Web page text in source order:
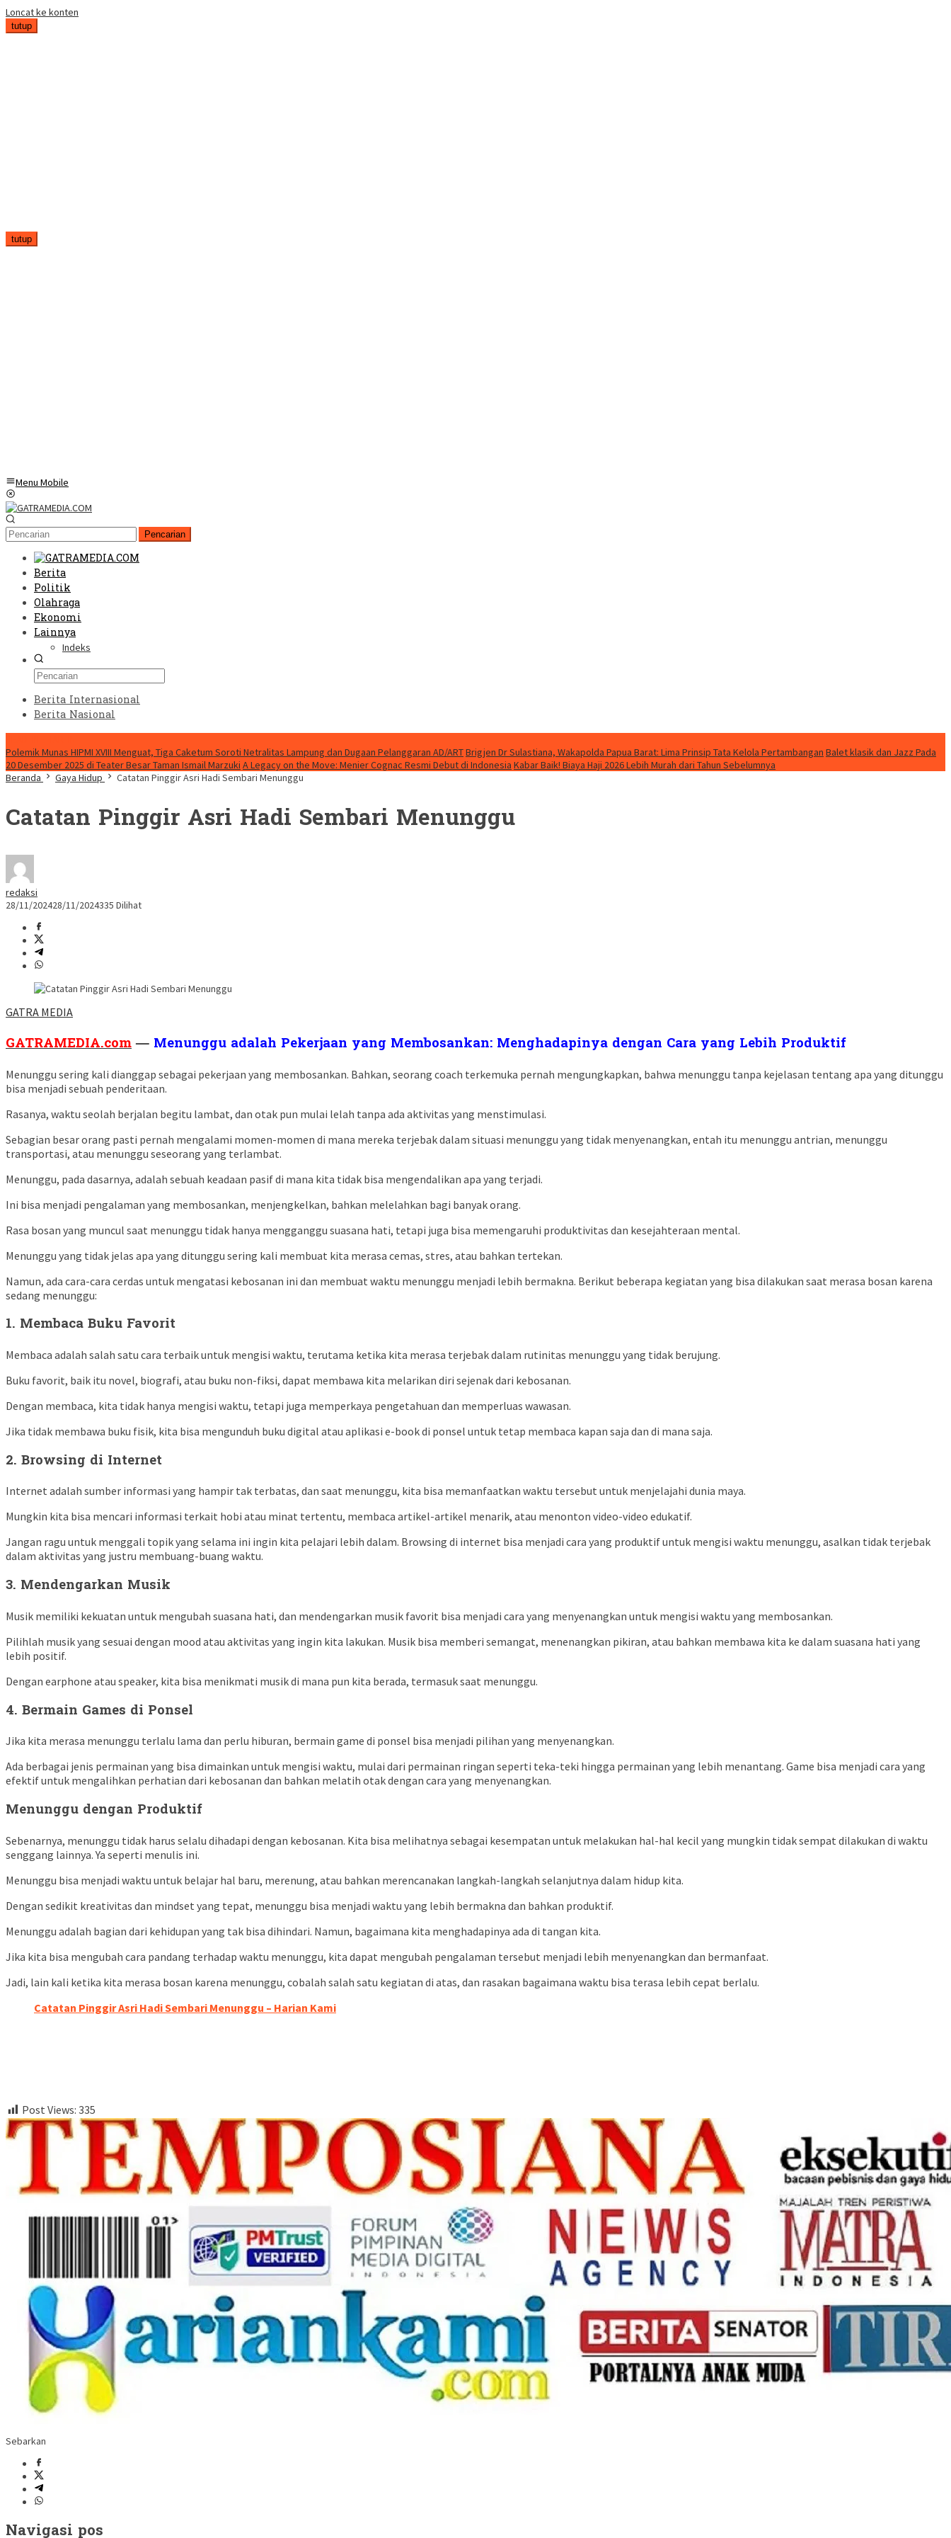
Loncat ke konten
tutup
tutup
Menu Mobile
Pencarian
Berita
Politik
Olahraga
Ekonomi
Lainnya
Indeks
Berita Internasional
Berita Nasional
Polemik Munas HIPMI XVIII Menguat, Tiga Caketum Soroti Netralitas Lampung dan Dugaan Pelanggaran AD/ARTBrigjen Dr Sulastiana, Wakapolda Papua Barat: Lima Prinsip Tata Kelola Pertambangan Balet klasik dan Jazz Pada
20 Desember 2025 di Teater Besar Taman Ismail Marzuki A Legacy on the Move: Menier Cognac Resmi Debut di Indonesia Kabar Baik! Biaya Haji 2026 Lebih Murah dari Tahun Sebelumnya
Beranda
Gaya Hidup Catatan Pinggir Asri Hadi Sembari Menunggu
Catatan Pinggir Asri Hadi Sembari Menunggu
redaksi
28/11/202428/11/2024335 Dilihat
GATRA MEDIA
GATRAMEDIA.com— Menunggu adalah Pekerjaan yang Membosankan: Menghadapinya dengan Cara yang Lebih Produktif
Menunggu sering kali dianggap sebagai pekerjaan yang membosankan. Bahkan, seorang coach terkemuka pernah mengungkapkan, bahwa menunggu tanpa kejelasan tentang apa yang ditunggu
bisa menjadi sebuah penderitaan.
Rasanya, waktu seolah berjalan begitu lambat, dan otak pun mulai lelah tanpa ada aktivitas yang menstimulasi.
Sebagian besar orang pasti pernah mengalami momen-momen di mana mereka terjebak dalam situasi menunggu yang tidak menyenangkan, entah itu menunggu antrian, menunggu
transportasi, atau menunggu seseorang yang terlambat.
Menunggu, pada dasarnya, adalah sebuah keadaan pasif di mana kita tidak bisa mengendalikan apa yang terjadi.
Ini bisa menjadi pengalaman yang membosankan, menjengkelkan, bahkan melelahkan bagi banyak orang.
Rasa bosan yang muncul saat menunggu tidak hanya mengganggu suasana hati, tetapi juga bisa memengaruhi produktivitas dan kesejahteraan mental.
Menunggu yang tidak jelas apa yang ditunggu sering kali membuat kita merasa cemas, stres, atau bahkan tertekan.
Namun, ada cara-cara cerdas untuk mengatasi kebosanan ini dan membuat waktu menunggu menjadi lebih bermakna. Berikut beberapa kegiatan yang bisa dilakukan saat merasa bosan karena
sedang menunggu:
1. Membaca Buku Favorit
Membaca adalah salah satu cara terbaik untuk mengisi waktu, terutama ketika kita merasa terjebak dalam rutinitas menunggu yang tidak berujung.
Buku favorit, baik itu novel, biografi, atau buku non-fiksi, dapat membawa kita melarikan diri sejenak dari kebosanan.
Dengan membaca, kita tidak hanya mengisi waktu, tetapi juga memperkaya pengetahuan dan memperluas wawasan.
Jika tidak membawa buku fisik, kita bisa mengunduh buku digital atau aplikasi e-book di ponsel untuk tetap membaca kapan saja dan di mana saja.
2. Browsing di Internet
Internet adalah sumber informasi yang hampir tak terbatas, dan saat menunggu, kita bisa memanfaatkan waktu tersebut untuk menjelajahi dunia maya.
Mungkin kita bisa mencari informasi terkait hobi atau minat tertentu, membaca artikel-artikel menarik, atau menonton video-video edukatif.
Jangan ragu untuk menggali topik yang selama ini ingin kita pelajari lebih dalam. Browsing di internet bisa menjadi cara yang produktif untuk mengisi waktu menunggu, asalkan tidak terjebak
dalam aktivitas yang justru membuang-buang waktu.
3. Mendengarkan Musik
Musik memiliki kekuatan untuk mengubah suasana hati, dan mendengarkan musik favorit bisa menjadi cara yang menyenangkan untuk mengisi waktu yang membosankan.
Pilihlah musik yang sesuai dengan mood atau aktivitas yang ingin kita lakukan. Musik bisa memberi semangat, menenangkan pikiran, atau bahkan membawa kita ke dalam suasana hati yang
lebih positif.
Dengan earphone atau speaker, kita bisa menikmati musik di mana pun kita berada, termasuk saat menunggu.
4. Bermain Games di Ponsel
Jika kita merasa menunggu terlalu lama dan perlu hiburan, bermain game di ponsel bisa menjadi pilihan yang menyenangkan.
Ada berbagai jenis permainan yang bisa dimainkan untuk mengisi waktu, mulai dari permainan ringan seperti teka-teki hingga permainan yang lebih menantang. Game bisa menjadi cara yang
efektif untuk mengalihkan perhatian dari kebosanan dan bahkan melatih otak dengan cara yang menyenangkan.
Menunggu dengan Produktif
Sebenarnya, menunggu tidak harus selalu dihadapi dengan kebosanan. Kita bisa melihatnya sebagai kesempatan untuk melakukan hal-hal kecil yang mungkin tidak sempat dilakukan di waktu
senggang lainnya. Ya seperti menulis ini.
Menunggu bisa menjadi waktu untuk belajar hal baru, merenung, atau bahkan merencanakan langkah-langkah selanjutnya dalam hidup kita.
Dengan sedikit kreativitas dan mindset yang tepat, menunggu bisa menjadi waktu yang lebih bermakna dan bahkan produktif.
Menunggu adalah bagian dari kehidupan yang tak bisa dihindari. Namun, bagaimana kita menghadapinya ada di tangan kita.
Jika kita bisa mengubah cara pandang terhadap waktu menunggu, kita dapat mengubah pengalaman tersebut menjadi lebih menyenangkan dan bermanfaat.
Jadi, lain kali ketika kita merasa bosan karena menunggu, cobalah salah satu kegiatan di atas, dan rasakan bagaimana waktu bisa terasa lebih cepat berlalu.
Catatan Pinggir Asri Hadi Sembari Menunggu – Harian Kami
Post Views: 335
Sebarkan
Navigasi pos